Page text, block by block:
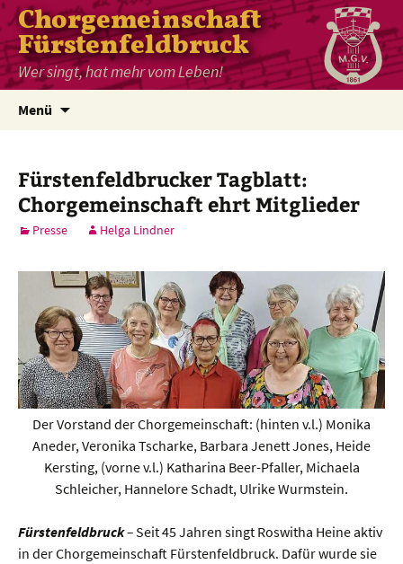
Chorgemeinschaft
Fürstenfeldbruck
Wer singt, hat mehr vom Leben!
Menü
Fürstenfeldbrucker Tagblatt:
Chorgemeinschaft ehrt Mitglieder
Presse Helga Lindner
Der Vorstand der Chorgemeinschaft: (hinten v.l.) Monika
Aneder, Veronika Tscharke, Barbara Jenett Jones, Heide
Kersting, (vorne v.l.) Katharina Beer-Pfaller, Michaela
Schleicher, Hannelore Schadt, Ulrike Wurmstein.
Fürstenfeldbruck–Seit 45 Jahren singt Roswitha Heine aktiv
in der Chorgemeinschaft Fürstenfeldbruck. Dafür wurde sie